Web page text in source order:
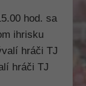
hod. sa
ihrisku
hráči TJ
hráči TJ